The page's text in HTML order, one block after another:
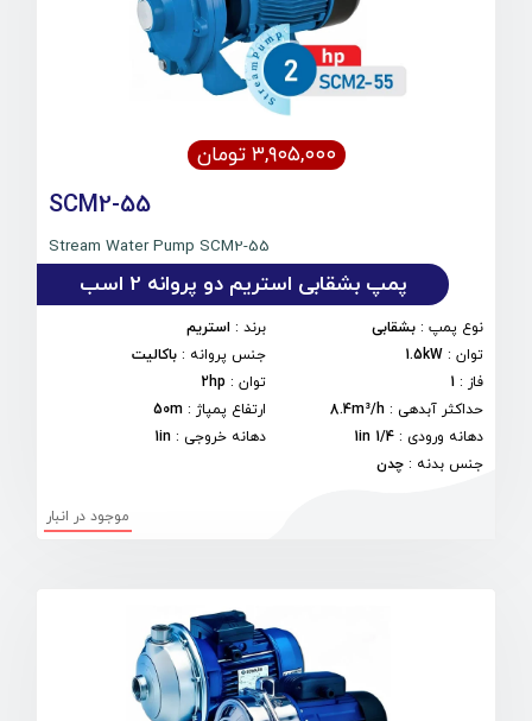
۳,۹۰۵,۰۰۰ تومان
SCM2-55
Stream Water Pump SCM2-55
پمپ بشقابی استریم دو پروانه 2 اسب
نوع پمپ : بشقابی برند: استریم
توان :
1.5kW جنس پروانه : باکالیت
فاز :
1 توان:
2hp
حداکثر آبدهی :
8.4m³/h ارتفاع پمپاژ :
50m
دهانه ورودی :
1/4 1in دهانه خروجی :
1in
جنس بدنه : چدن
موجود در انبار